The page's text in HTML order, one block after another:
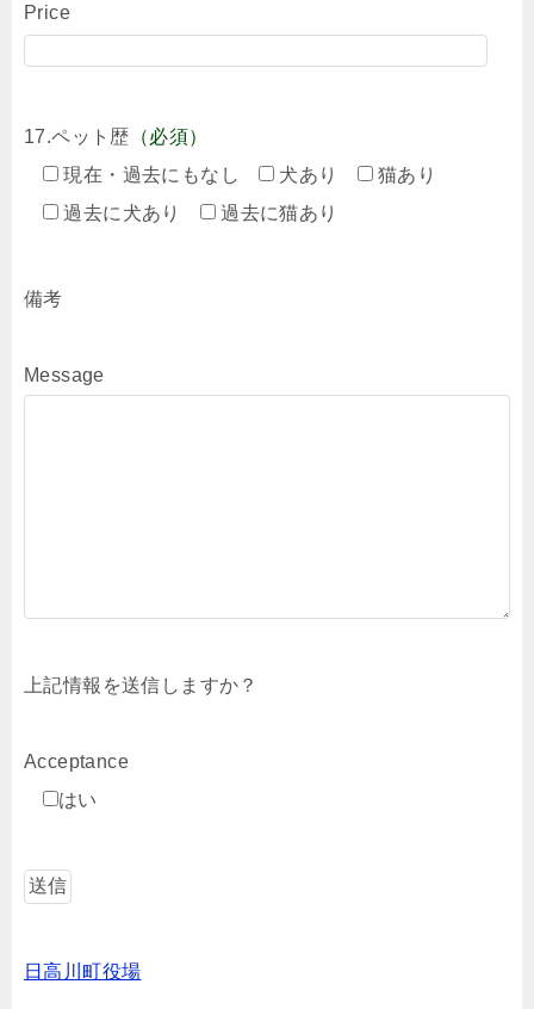
Price
17.ペット歴 （必須）
現在・過去にもなし
犬あり
猫あり
過去に犬あり
過去に猫あり
備考
Message
上記情報を送信しますか？
Acceptance
はい
日高川町役場